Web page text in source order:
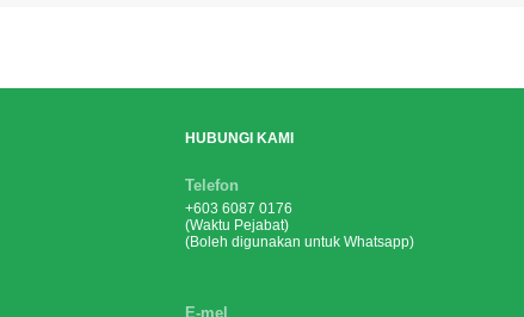
HUBUNGI KAMI
Telefon
+603 6087 0176
(Waktu Pejabat)
(Boleh digunakan untuk Whatsapp)
E-mel